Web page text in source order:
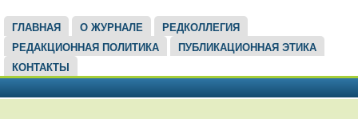
ГЛАВНОЕ МЕНЮ
ГЛАВНАЯ О ЖУРНАЛЕ
РЕДКОЛЛЕГИЯ
РЕДАКЦИОННАЯ ПОЛИТИКА
ПУБЛИКАЦИОННАЯ ЭТИКА
КОНТАКТЫ